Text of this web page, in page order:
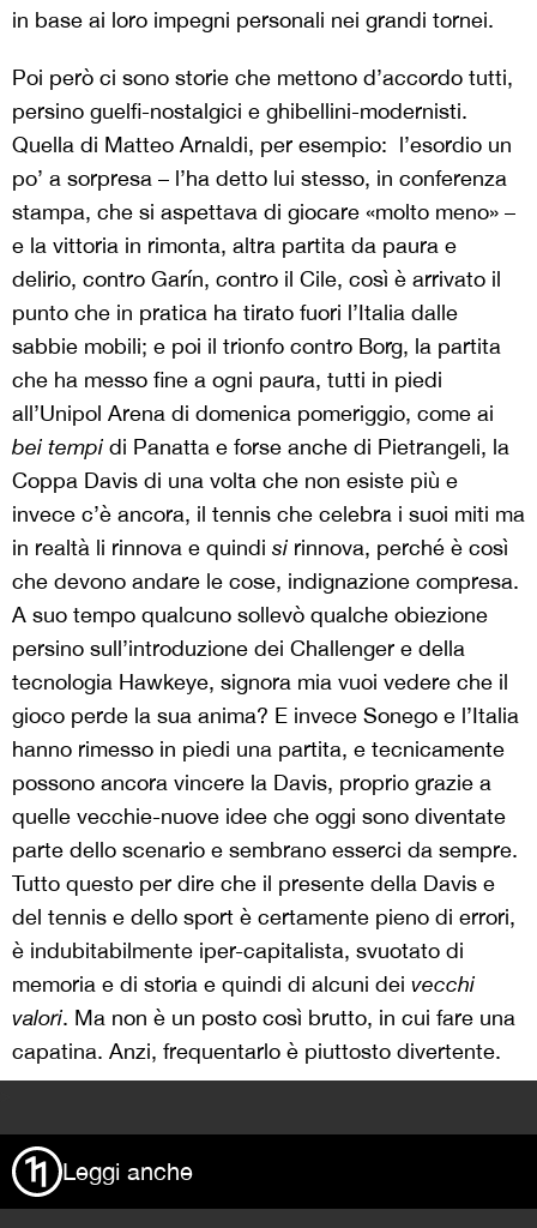
in base ai loro impegni personali nei grandi tornei.
Poi però ci sono storie che mettono d’accordo tutti,
persino guelfi-nostalgici e ghibellini-modernisti.
Quella di Matteo Arnaldi, per esempio: l’esordio un
po’ a sorpresa – l’ha detto lui stesso, in conferenza
stampa, che si aspettava di giocare «molto meno» –
e la vittoria in rimonta, altra partita da paura e
delirio, contro Garín, contro il Cile, così è arrivato il
punto che in pratica ha tirato fuori l’Italia dalle
sabbie mobili; e poi il trionfo contro Borg, la partita
che ha messo fine a ogni paura, tutti in piedi
all’Unipol Arena di domenica pomeriggio, come ai
bei tempi di Panatta e forse anche di Pietrangeli, la
Coppa Davis di una volta che non esiste più e
invece c’è ancora, il tennis che celebra i suoi miti ma
in realtà li rinnova e quindi si rinnova, perché è così
che devono andare le cose, indignazione compresa.
A suo tempo qualcuno sollevò qualche obiezione
persino sull’introduzione dei Challenger e della
tecnologia Hawkeye, signora mia vuoi vedere che il
gioco perde la sua anima? E invece Sonego e l’Italia
hanno rimesso in piedi una partita, e tecnicamente
possono ancora vincere la Davis, proprio grazie a
quelle vecchie-nuove idee che oggi sono diventate
parte dello scenario e sembrano esserci da sempre.
Tutto questo per dire che il presente della Davis e
del tennis e dello sport è certamente pieno di errori,
è indubitabilmente iper-capitalista, svuotato di
memoria e di storia e quindi di alcuni dei vecchi
valori. Ma non è un posto così brutto, in cui fare una
capatina. Anzi, frequentarlo è piuttosto divertente.
Leggi anche